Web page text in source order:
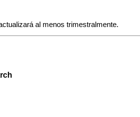
al menos trimestralmente.